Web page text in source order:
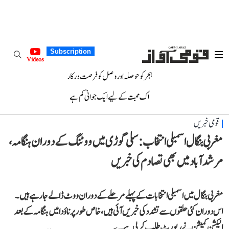
Subscription
Videos
ہجر کو حوصلہ اور وصل کو فرصت درکار
اک محبت کے لیے ایک جوانی کم ہے
قومی خبریں
مغربی بنگال اسمبلی انتخاب: سلی گوڑی میں ووٹنگ کے دوران ہنگامہ،
مرشدآباد میں بھی تصادم کی خبریں
مغربی بنگال میں اسمبلی انتخابات کے پہلے مرحلے کے دوران ووٹ ڈالے جا رہے ہیں۔
اس دوران کئی حلقوں سے تشدد کی خبریں آئی ہیں، خاص طور پر ناؤدا میں ہنگامہ کے بعد